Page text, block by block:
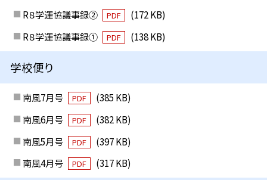
R８学運協議事録②
PDF
(172 KB)
R８学運協議事録①
PDF (138 KB)
学校便り
南風7月号 PDF
(385 KB)
南風6月号
PDF
(382 KB)
南風5月号
PDF
(397 KB)
南風4月号
PDF (317 KB)